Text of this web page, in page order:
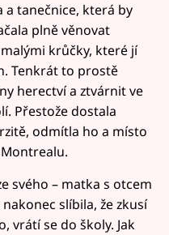
tanečnice, která by
plně věnovat
krůčky, které jí
Tenkrát to prostě
herectví a ztvárnit ve
Přestože dostala
odmítla ho a místo
svého – matka s otcem
slíbila, že zkusí
vrátí se do školy. Jak